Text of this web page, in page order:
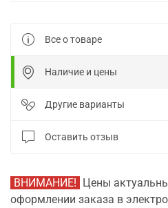
Все о товаре
Наличие и цены
Другие варианты
Оставить отзыв
ВНИМАНИЕ! Цены
оформлении заказа в